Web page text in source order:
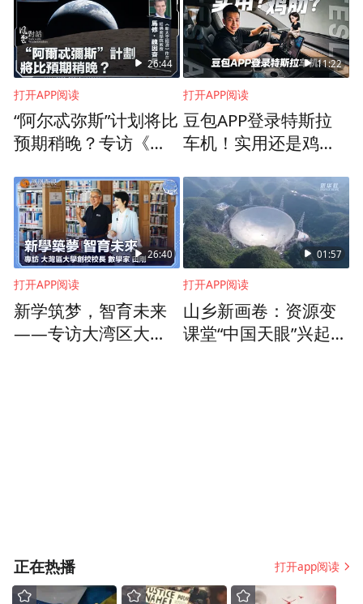
美国得克萨斯农工大学李业平教授
及华中师范大学、西北工业大学、北京邮电
26:44
打开APP阅读
“阿尔忒弥斯”计划将比
预期稍晚？专访《新
佛商学院教授马修·魏
因齐尔
11:22
打开APP阅读
豆包APP登录特斯拉
车机！实用还是鸡
26:40
打开APP阅读
新学筑梦，智育未来
——专访大湾区大学
01:57
打开APP阅读
山乡新画卷：资源变
课堂“中国天眼”兴起研
正在热播 打开app阅读